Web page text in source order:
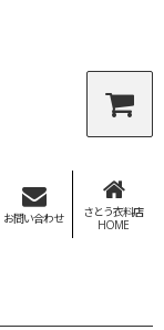
お問い合わせ
さとう衣料店
HOME